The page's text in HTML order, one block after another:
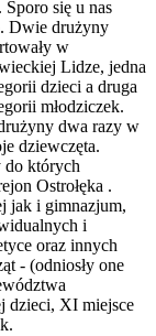
Sporo się u nas
Dwie drużyny
w
Lidze, jedna
dzieci a druga
młodziczek.
dwa razy w
dziewczęta.
do których
Ostrołęka .
jak i gimnazjum,
i
oraz innych
- (odniosły one
dzieci, XI miejsce